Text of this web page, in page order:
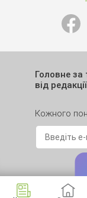
Головне
від
Кожного